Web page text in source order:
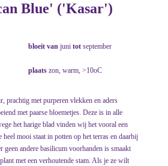
Blue' ('Kasar')
bloeit van juni tot september
plaats zon, warm, >10oC
prachtig met purperen vlekken en aders
met paarse bloemetjes. Deze is in alle
het harige blad vinden wij het vooral een
mooi staat in potten op het terras en daarbij
geen andere basilicum voorhanden is smaakt
met een verhoutende stam. Als je ze wilt